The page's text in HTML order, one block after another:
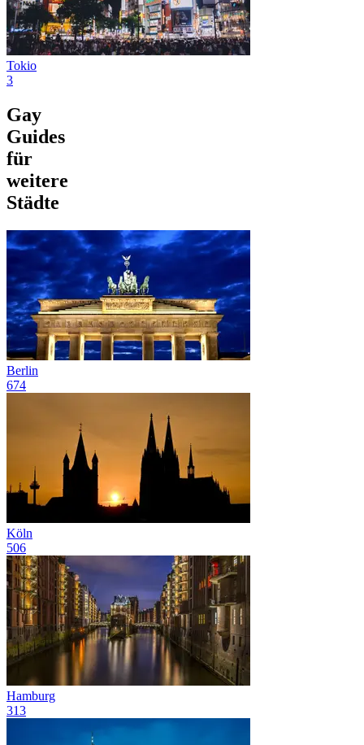
Tokio
3
Gay
Guides
für
weitere
Städte
Berlin
674
Köln
506
Hamburg
313